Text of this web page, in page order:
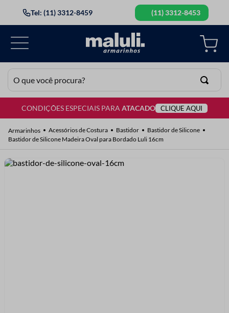
Tel: (11) 3312-8459 (11) 3312-8453
O que você procura?
CONDIÇÕES ESPECIAIS PARAATACADO CLIQUE AQUI
Acessórios de Costura Bastidor
Bastidor de Silicone
Bastidor de Silicone Madeira Oval para Bordado Luli 16cm
TERMOS MAIS BUSCADOS
2º
barbante
3º
botão